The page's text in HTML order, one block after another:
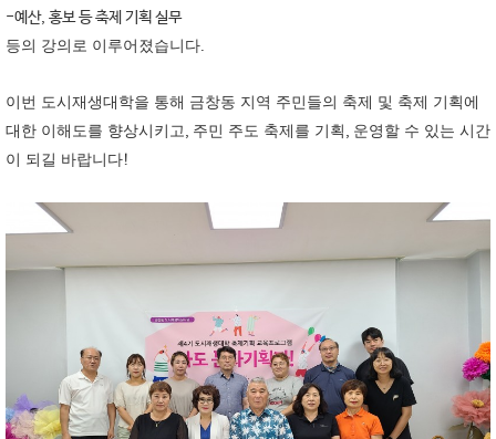
-예산, 홍보 등 축제 기획 실무
등의 강의로 이루어졌습니다.
이번 도시재생대학을 통해 금창동 지역 주민들의 축제 및 축제 기획에
대한 이해도를 향상시키고, 주민 주도 축제를 기획 , 운영할 수 있는 시간
이 되길 바랍니다!